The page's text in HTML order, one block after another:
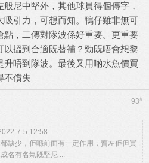
尼中堅外，其他球員得個傳字，
吸引力，可想而知。鴨仔雖非無可
點，二傳對隊波係好重要。更重要
以搵到合適既替補？勁既唔會想黎
升唔到隊波。最後又用啲水魚價買
不償失
93#
7-5 12:58
缺少，佢喺前面有一定作用，賣左佢但買
名有名氣既堅尼 ...